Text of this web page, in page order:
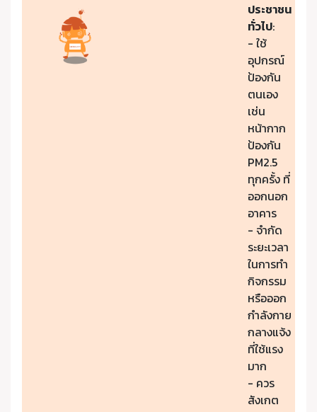
ประชาชน
ทั่วไป:
- ใช้
อุปกรณ์
ป้องกัน
ตนเอง
เช่น
หน้ากาก
ป้องกัน
PM2.5
ทุกครั้ง ที่
ออกนอก
อาคาร
- จำกัด
ระยะเวลา
ในการทำ
กิจกรรม
หรือออก
กำลังกาย
กลางแจ้ง
ที่ใช้แรง
มาก
- ควร
สังเกต